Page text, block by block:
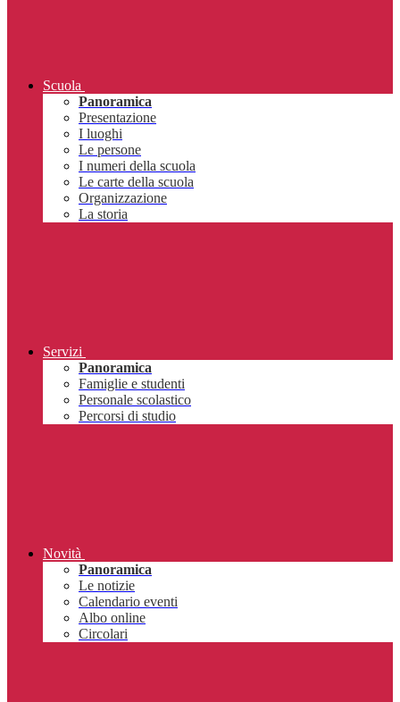
Scuola
Panoramica
Presentazione
I luoghi
Le persone
I numeri della scuola
Le carte della scuola
Organizzazione
La storia
Servizi
Panoramica
Famiglie e studenti
Personale scolastico
Percorsi di studio
Novità
Panoramica
Le notizie
Calendario eventi
Albo online
Circolari